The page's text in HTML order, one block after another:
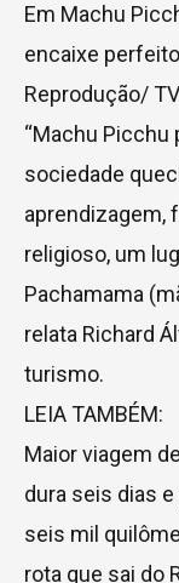
Em Machu
encaixe
Reprodução/
“Machu Picchu
sociedade
aprendizagem,
religioso, um
Pachamama
relata Richard
turismo.
LEIA TAMBÉM:
Maior viagem
dura seis dias
seis mil
rota que sai do